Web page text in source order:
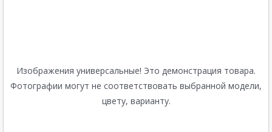
Изображения универсальные! Это демонстрация товара.
Фотографии могут не соответствовать выбранной модели,
цвету, варианту.